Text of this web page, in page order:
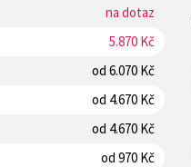
na dotaz
5.870 Kč
od 6.070 Kč
od 4.670 Kč
od 4.670 Kč
od 970 Kč